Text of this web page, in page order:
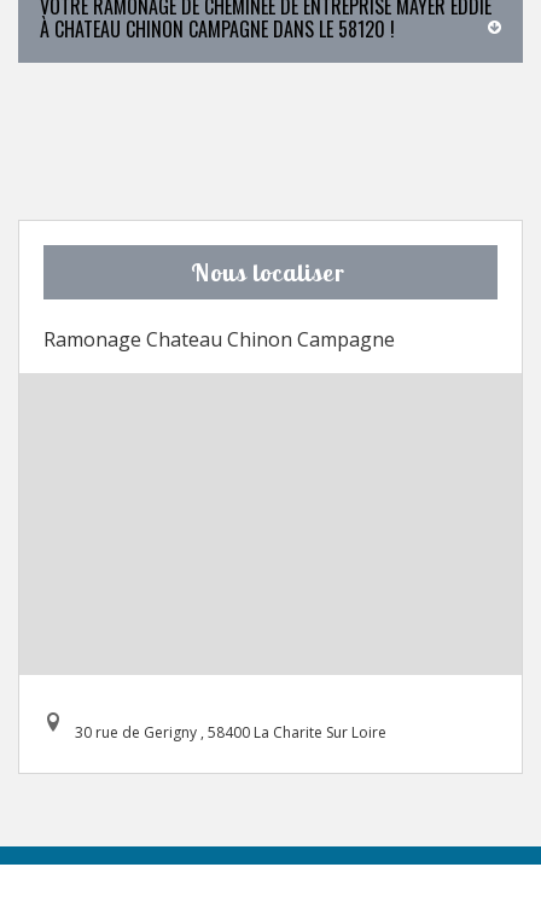
VOTRE RAMONAGE DE CHEMINÉE DE ENTREPRISE MAYER EDDIE
À CHATEAU CHINON CAMPAGNE DANS LE 58120 !
Nous localiser
Ramonage Chateau Chinon Campagne
30 rue de Gerigny , 58400 La Charite Sur Loire